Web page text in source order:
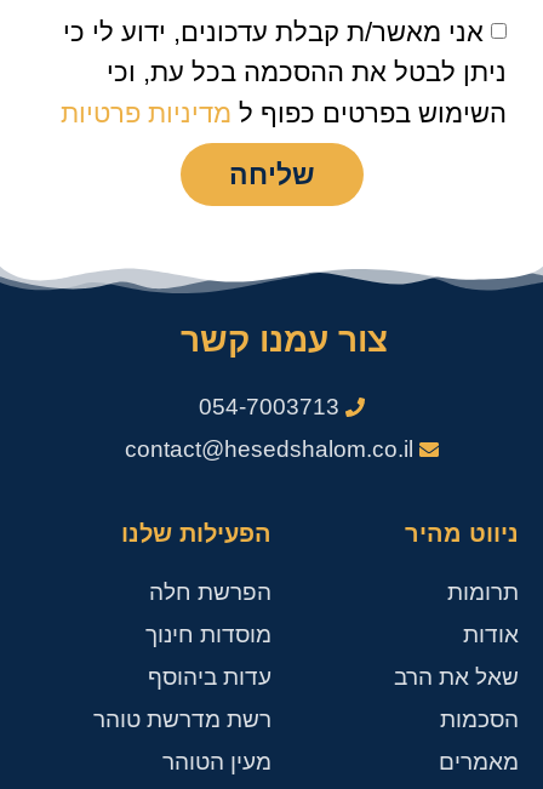
אני מאשר/ת קבלת עדכונים, ידוע לי כי
ניתן לבטל את ההסכמה בכל עת, וכי
השימוש בפרטים כפוף ל מדיניות פרטיות
שליחה
צור עמנו קשר
054-7003713
contact@hesedshalom.co.il
ניווט מהיר
תרומות
אודות
שאל את הרב
הסכמות
מאמרים
הפעילות שלנו
הפרשת חלה
מוסדות חינוך
עדות ביהוסף
רשת מדרשת טוהר
מעין הטוהר